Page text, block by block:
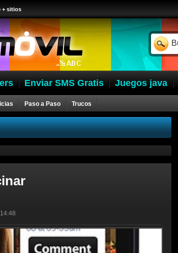
+ sitios
Enviar SMS Gratis Juegos java
Paso a Paso Trucos